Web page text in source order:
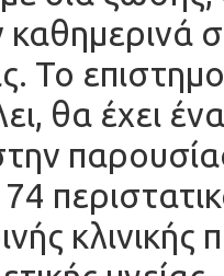
Το
θα έχει